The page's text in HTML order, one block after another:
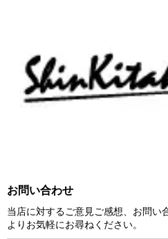
お問い合わせ
当店に対するご意見ご感想、お問い
よりお気軽にお尋ねください。